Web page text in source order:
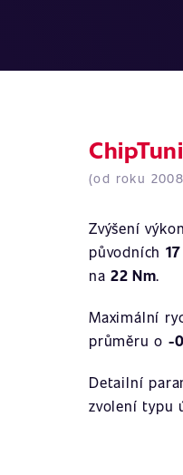
(od roku
Zvýšení
původních
na22 Nm.
Maximální
průměru o-
Detailní
zvolení typu